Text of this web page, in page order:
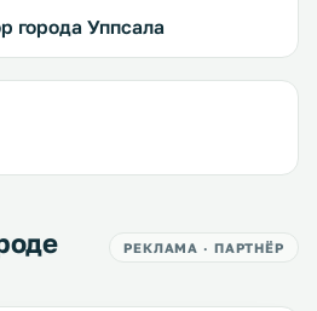
города Уппсала
РЕКЛАМА · ПАРТНЁР